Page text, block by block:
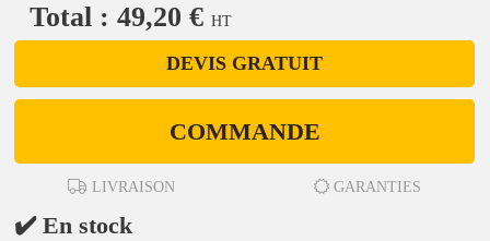
Total : 49,20 € HT
DEVIS GRATUIT
COMMANDE
LIVRAISON GARANTIES
✔️ En stock